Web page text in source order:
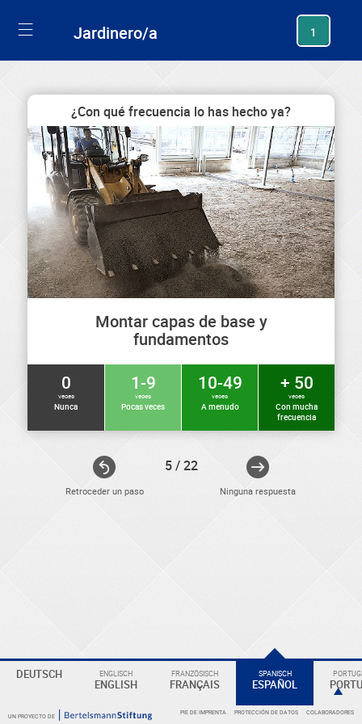
Jardinero/a 1
Retroceder un paso
¿Con qué frecuencia lo has hecho ya?
Montar capas de base y
fundamentos
0
veces
Nunca
1-9
veces
Pocas veces
10-49
veces
A menudo
+ 50
veces
Con mucha
frecuencia
5 / 22
Ninguna respuesta
DEUTSCH ENGLISCH
ENGLISH
FRANZÖSISCH
FRANÇAIS
SPANISCH
ESPAÑOL
UN PROYECTO DE PIE DE IMPRENTA PROTECCIÓN DE DATOS COLABORADORES
ELEKTRONIKER
Überschrift